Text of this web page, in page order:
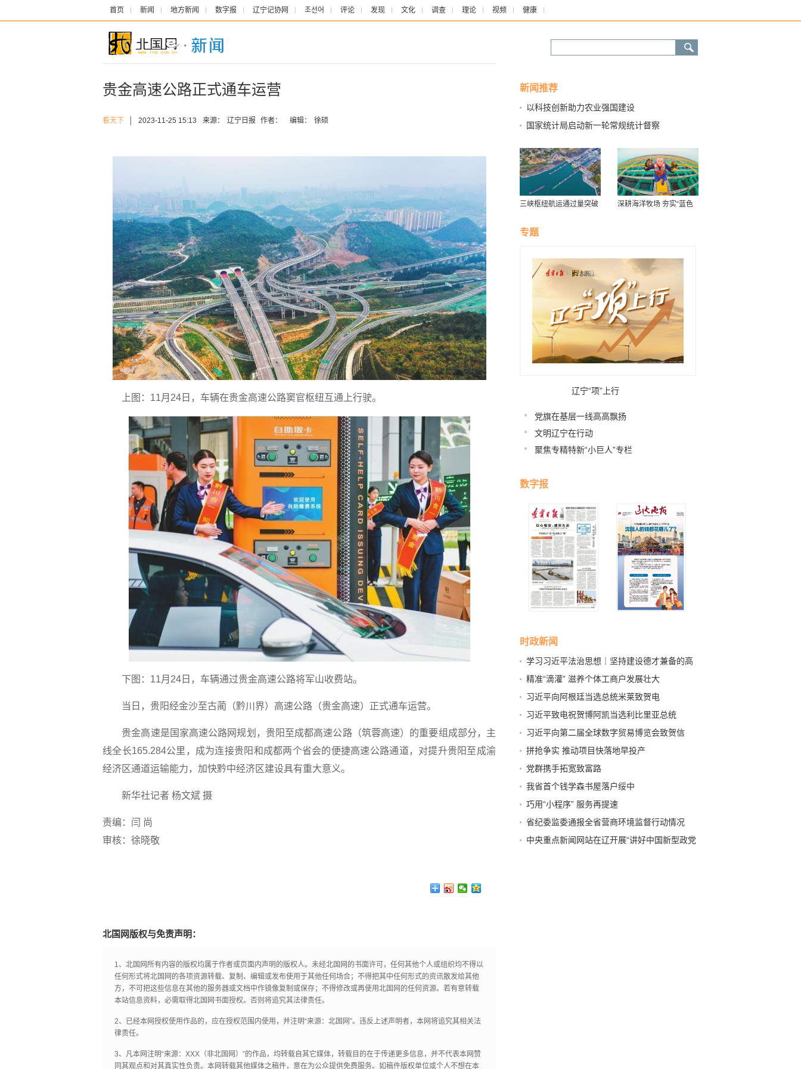
首页 新闻 地方新闻 数字报 辽宁记协网 조선어 评论 发现 文化 调查 理论 视频 健康
贵金高速公路正式通车运营
看天下 2023-11-25 15:13 来源： 辽宁日报 作者： 编辑： 徐硕
上图：11月24日，车辆在贵金高速公路窦官枢纽互通上行驶。
下图：11月24日，车辆通过贵金高速公路将军山收费站。
当日，贵阳经金沙至古蔺（黔川界）高速公路（贵金高速）正式通车运营。
贵金高速是国家高速公路网规划，贵阳至成都高速公路（筑蓉高速）的重要组成部分，主
线全长165.284公里，成为连接贵阳和成都两个省会的便捷高速公路通道，对提升贵阳至成渝
经济区通道运输能力，加快黔中经济区建设具有重大意义。
新华社记者 杨文斌 摄
责编：闫 尚
审核：徐晓敬
北国网版权与免责声明：
1、北国网所有内容的版权均属于作者或页面内声明的版权人。未经北国网的书面许可，任何其他个人或组织均不得以
任何形式将北国网的各项资源转载、复制、编辑或发布使用于其他任何场合；不得把其中任何形式的资讯散发给其他
方，不可把这些信息在其他的服务器或文档中作镜像复制或保存；不得修改或再使用北国网的任何资源。若有意转载
本站信息资料，必需取得北国网书面授权。否则将追究其法律责任。
2、已经本网授权使用作品的，应在授权范围内使用，并注明“来源：北国网”。违反上述声明者，本网将追究其相关法
律责任。
3、凡本网注明“来源：XXX（非北国网）”的作品，均转载自其它媒体，转载目的在于传递更多信息，并不代表本网赞
同其观点和对其真实性负责。本网转载其他媒体之稿件，意在为公众提供免费服务。如稿件版权单位或个人不想在本
新闻推荐
以科技创新助力农业强国建设
国家统计局启动新一轮常规统计督察
三峡枢纽航运通过量突破
深耕海洋牧场 夯实“蓝色
专题
辽宁“项”上行
党旗在基层一线高高飘扬
文明辽宁在行动
聚焦专精特新“小巨人”专栏
数字报
时政新闻
学习习近平法治思想｜坚持建设德才兼备的高
素质法治工作队伍
精准“滴灌” 滋养个体工商户发展壮大
习近平向阿根廷当选总统米莱致贺电
习近平致电祝贺博阿凯当选利比里亚总统
习近平向第二届全球数字贸易博览会致贺信
拼抢争实 推动项目快落地早投产
党群携手拓宽致富路
我省首个钱学森书屋落户绥中
巧用“小程序” 服务再提速
省纪委监委通报全省营商环境监督行动情况
中央重点新闻网站在辽开展“讲好中国新型政党